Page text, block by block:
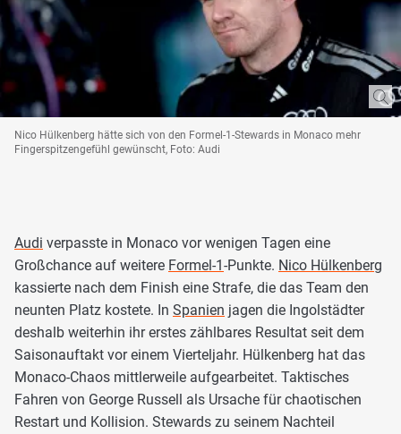
Nico Hülkenberg hätte sich von den Formel-1-Stewards in Monaco mehr
Fingerspitzengefühl gewünscht, Foto: Audi
Audi verpasste in Monaco vor wenigen Tagen eine
Großchance auf weitere Formel-1-Punkte. Nico Hülkenberg
kassierte nach dem Finish eine Strafe, die das Team den
neunten Platz kostete. In Spanien jagen die Ingolstädter
deshalb weiterhin ihr erstes zählbares Resultat seit dem
Saisonauftakt vor einem Vierteljahr. Hülkenberg hat das
Monaco-Chaos mittlerweile aufgearbeitet. Taktisches
Fahren von George Russell als Ursache für chaotischen
Restart und Kollision. Stewards zu seinem Nachteil